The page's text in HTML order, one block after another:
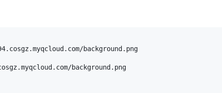
background.png
background.png